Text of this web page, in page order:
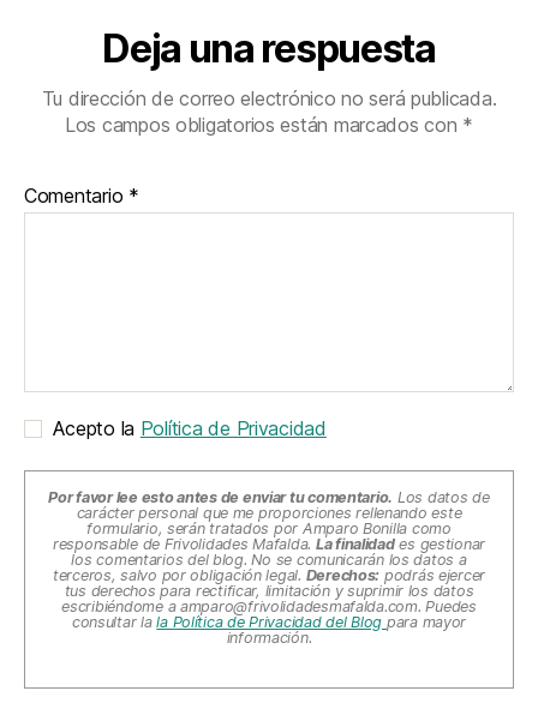
Deja una respuesta
Tu dirección de correo electrónico no será publicada.
Los campos obligatorios están marcados con *
Comentario *
Acepto la Política de Privacidad
Por favor lee esto antes de enviar tu comentario. Los datos de
carácter personal que me proporciones rellenando este
formulario, serán tratados por Amparo Bonilla como
responsable de Frivolidades Mafalda. La finalidades gestionar
los comentarios del blog. No se comunicarán los datos a
terceros, salvo por obligación legal. Derechos: podrás ejercer
tus derechos para rectificar, limitación y suprimir los datos
escribiéndome a amparo@frivolidadesmafalda.com. Puedes
consultar lala Política de Privacidad del Blog para mayor
información.